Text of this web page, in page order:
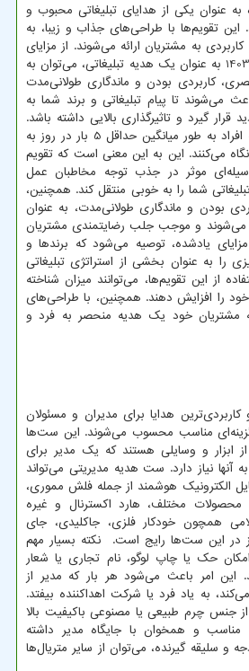
عنوان یکی از هدایای تبلیغاتی محبوب و
این تقویم‌ها با طراحی‌های جذاب و زیبا، به
به مشتریان ارائه می‌شوند. از مزایای
استفاده از تقویم‌ رومیزی 1403 به عنوان یک هدیه تبلیغاتی، می‌توان به
کاربردی بودن و ماندگاری طولانی‌مدت
می‌شوند تا پیام تبلیغاتی و برند شما به
گیرد و تاثیرگذاری بالایی داشته باشد.
میانگین حداقل 5 بار در روز به
می‌کنند. این به این معنی است که تقویم
موثر در جذب توجه مخاطبان عمل
شما را به خوبی منتقل کند. همچنین،
بودن و ماندگاری طولانی‌مدت، به عنوان
می‌شوند و موجب جلب رضایتمندی مشتریان
یادشده، توصیه می‌شود که برندها و
را به عنوان بخشی از استراتژی تبلیغاتی
از این تقویم‌ها، می‌توانند میزان شناخته
را افزایش دهند. همچنین، با طراحی‌های
مشتریان خود یک هدیه منحصر به فرد و
هدایا برای مدیران و مسئولان
مناسب محسوب می‌شوند. این ست‌ها
ابزار و وسایلی هستند که یک مدیر برای
آنها نیاز دارد. ست هدیه مدیریتی می‌تواند
الکترونیک هوشمند از جمله فلش مموری،
با محصولات مختلف، هارد اکسترنال و غیره
همچون خودکار فلزی، جاکلیدی، جای
در این ست‌ها رایج است. نکته بسیار مهم
حک یا چاپ لوگو، نام تجاری یا شعار
این امر باعث می‌شود هر بار که مدیر از
به یاد فرد یا شرکت اهداکننده بیفتد.
جنس چرم طبیعی یا مصنوعی باکیفیت بالا
مناسب و همخوان با جایگاه مدیر داشته
و سلیقه گیرنده، می‌توان از سایر متریال‌ها